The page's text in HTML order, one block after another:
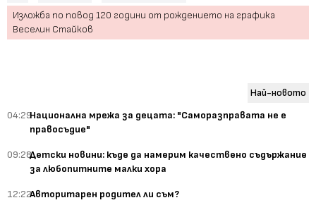
Изложба по повод 120 години от рождението на графика
Веселин Стайков
Най-новото
04:29Национална мрежа за децата: "Саморазправата не е
правосъдие"
09:28Детски новини: къде да намерим качествено съдържание
за любопитните малки хора
12:22Авторитарен родител ли съм?